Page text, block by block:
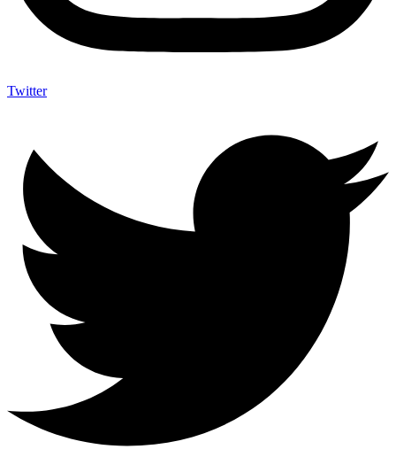
Twitter